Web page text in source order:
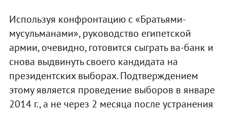
Используя конфронтацию с «Братьями-
мусульманами», руководство египетской
армии, очевидно, готовится сыграть ва-банк и
снова выдвинуть своего кандидата на
президентских выборах. Подтверждением
этому является проведение выборов в январе
2014 г., а не через 2 месяца после устранения